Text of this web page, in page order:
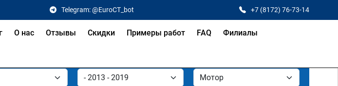
Telegram: @EuroCT_bot +7 (8172) 76-73-14
О нас Отзывы Скидки Примеры работ FAQ Филиалы